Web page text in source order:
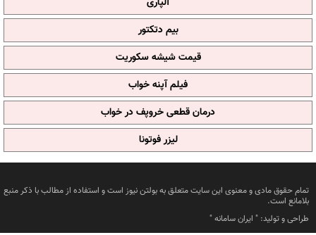
بیم دتکتور
قیمت شیشه سکوریت
فیلم آپنه خواب
درمان قطعی خروپف در خواب
لیزر فوتونا
تمام حقوق مادی و معنوی این سایت متعلق به بولتن نیوز است و استفاده از مطالب با ذکر منبع
بلامانع است.
طراحی و تولید: " ایران سامانه"